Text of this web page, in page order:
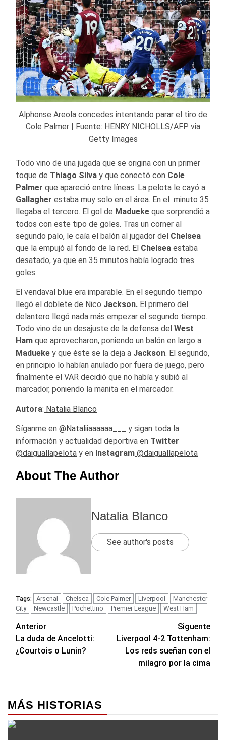
Alphonse Areola concedes intentando parar el tiro de
Cole Palmer | Fuente: HENRY NICHOLLS/AFP via
Getty Images
Todo vino de una jugada que se origina con un primer
toque de Thiago Silva y que conectó con Cole
Palmer que apareció entre líneas. La pelota le cayó a
Gallagher estaba muy solo en el área. En el minuto 35
llegaba el tercero. El gol de Madueke que sorprendió a
todos con este tipo de goles. Tras un corner al
segundo palo, le caía el balón al jugador del Chelsea
que la empujó al fondo de la red. El Chelsea estaba
desatado, ya que en 35 minutos había logrado tres
goles.
El vendaval blue era imparable. En el segundo tiempo
llegó el doblete de Nico Jackson. El primero del
delantero llegó nada más empezar el segundo tiempo.
Todo vino de un desajuste de la defensa del West
Ham que aprovecharon, poniendo un balón en largo a
Madueke y que éste se la deja a Jackson. El segundo,
en principio lo habían anulado por fuera de juego, pero
finalmente el VAR decidió que no había y subió al
marcador, poniendo la manita en el marcador.
Autora: Natalia Blanco
Síganme en @Nataliiaaaaaa___
y sigan toda la
información y actualidad deportiva en Twitter
@daiguallapelota y en Instagram @daiguallapelota
About The Author
Natalia Blanco
See author's posts
Tags: Arsenal Chelsea Cole Palmer Liverpool
Manchester
City
Newcastle Pochettino Premier League West Ham
Navegación
de
Anterior
La duda de Ancelotti:
¿Courtois o Lunin?
Siguente
Liverpool 4-2 Tottenham:
Los reds sueñan con el
milagro por la cima
MÁS HISTORIAS